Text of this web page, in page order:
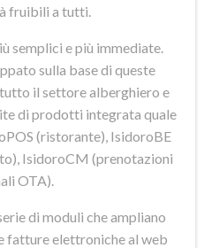
fruibili a tutti.
semplici e più immediate.
sulla base di queste
il settore alberghiero e
di prodotti integrata quale
(ristorante), IsidoroBE
IsidoroCM (prenotazioni
OTA).
di moduli che ampliano
fatture elettroniche al web